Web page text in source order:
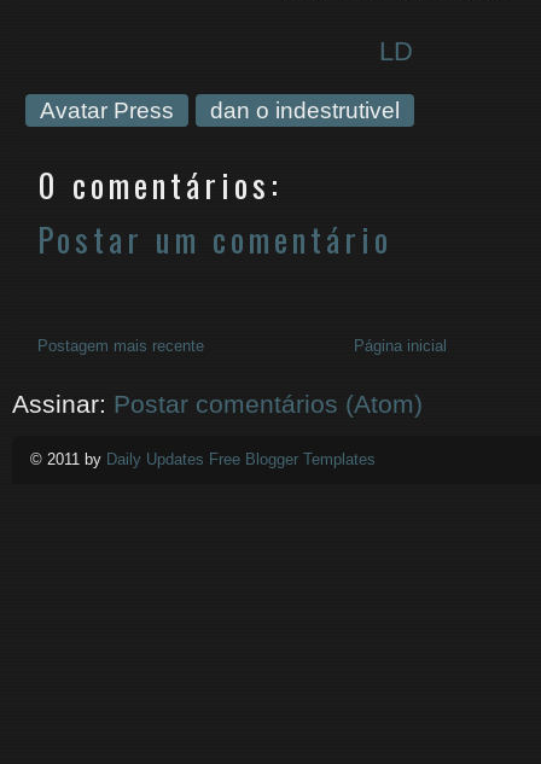
LD
Avatar Press dan o indestrutivel
0 comentários:
Postar um comentário
Postagem mais recente Página inicial
Assinar: Postar comentários (Atom)
© 2011 by Daily Updates Free Blogger Templates